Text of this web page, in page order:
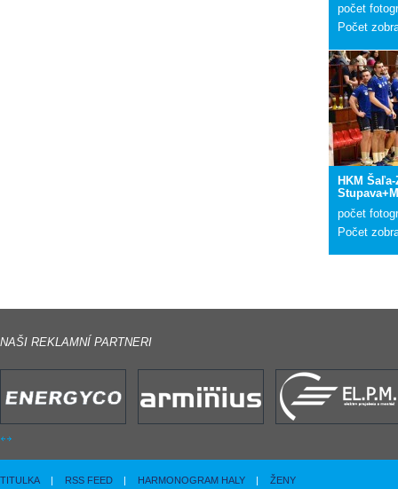
počet
Počet
HKM Šaľa-
počet
Počet
NAŠI REKLAMNÍ PARTNERI
TITULKA | RSS FEED | HARMONOGRAM HALY | ŽENY